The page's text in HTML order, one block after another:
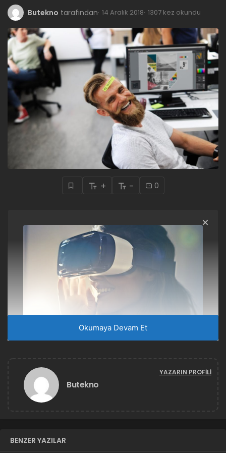
Butekno tarafından 14 Aralık 2018 1307 kez okundu
+ - 0
Çıkış yapan girişimcilerden tavsiyeler
Okumaya Devam Et
Butekno
YAZARIN PROFILI
BENZER YAZILAR